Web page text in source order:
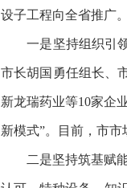
设子工程向全省推广。
一是坚持组织引领
市长胡国勇任组长、
新龙瑞药业等10家企
新模式”。目前，市
二是坚持筑基赋能